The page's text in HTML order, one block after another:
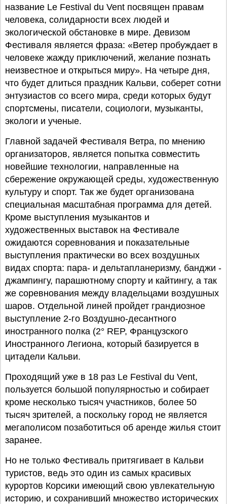
название Le Festival du Vent посвящен правам
человека, солидарности всех людей и
экологической обстановке в мире. Девизом
Фестиваля является фраза: «Ветер пробуждает в
человеке жажду приключений, желание познать
неизвестное и открыться миру». На четыре дня,
что будет длиться праздник Кальви, соберет сотни
энтузиастов со всего мира, cреди которых будут
спортсмены, писатели, социологи, музыканты,
экологи и ученые.
Главной задачей Фестиваля Ветра, по мнению
организаторов, является попытка совместить
новейшие технологии, направленные на
сбережение окружающей среды, художественную
культуру и спорт. Так же будет организована
специальная масштабная программа для детей.
Кроме выступления музыкантов и
художественных выставок на Фестивале
ожидаются соревнования и показательные
выступления практически во всех воздушных
видах спорта: пара- и дельтапланеризму, банджи -
джампингу, парашютному спорту и кайтингу, а так
же соревнования между владельцами воздушных
шаров. Отдельной линей пройдет грандиозное
выступление 2-го Воздушно-десантного
иностранного полка (2° REP, Французского
Иностранного Легиона, который базируется в
цитадели Кальви.
Проходящий уже в 18 раз Le Festival du Vent,
пользуется большой популярностью и собирает
кроме несколько тысяч участников, более 50
тысяч зрителей, а поскольку город не является
мегаполисом позаботиться об аренде жилья стоит
заранее.
Но не только Фестиваль притягивает в Кальви
туристов, ведь это один из самых красивых
курортов Корсики имеющий свою увлекательную
историю, и сохранивший множество исторических